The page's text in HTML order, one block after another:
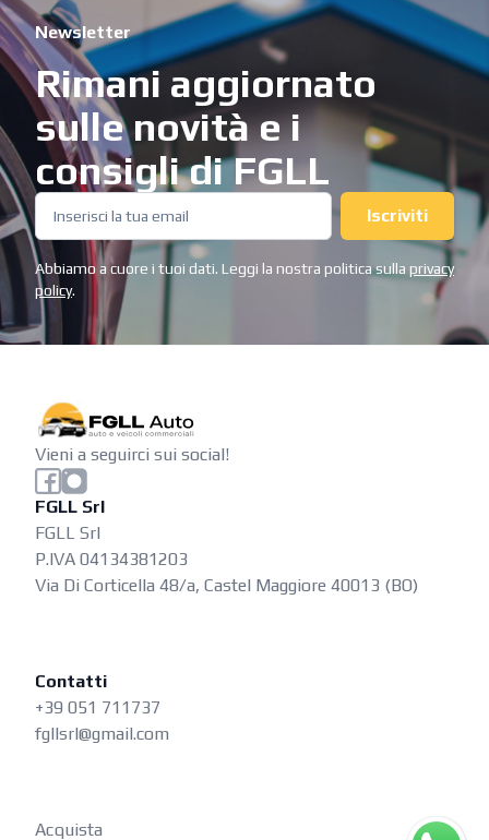
Newsletter
Rimani aggiornato
sulle novità e i
consigli di FGLL
Iscriviti
Abbiamo a cuore i tuoi dati. Leggi la nostra politica sulla privacy
policy.
Vieni a seguirci sui social!
FGLL Srl
FGLL Srl
P.IVA 04134381203
Via Di Corticella 48/a, Castel Maggiore 40013 (BO)
Contatti
+39 051 711737
fgllsrl@gmail.com
Acquista